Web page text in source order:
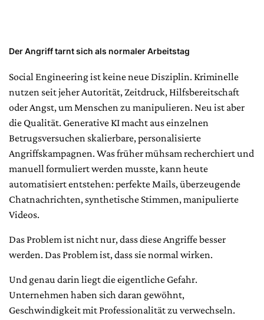
Der Angriff tarnt sich als normaler Arbeitstag
Social Engineering ist keine neue Disziplin. Kriminelle
nutzen seit jeher Autorität, Zeitdruck, Hilfsbereitschaft
oder Angst, um Menschen zu manipulieren. Neu ist aber
die Qualität. Generative KI macht aus einzelnen
Betrugsversuchen skalierbare, personalisierte
Angriffskampagnen. Was früher mühsam recherchiert und
manuell formuliert werden musste, kann heute
automatisiert entstehen: perfekte Mails, überzeugende
Chatnachrichten, synthetische Stimmen, manipulierte
Videos.
Das Problem ist nicht nur, dass diese Angriffe besser
werden. Das Problem ist, dass sie normal wirken.
Und genau darin liegt die eigentliche Gefahr.
Unternehmen haben sich daran gewöhnt,
Geschwindigkeit mit Professionalität zu verwechseln.